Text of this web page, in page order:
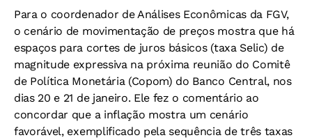
Para o coordenador de Análises Econômicas da FGV,
o cenário de movimentação de preços mostra que há
espaços para cortes de juros básicos (taxa Selic) de
magnitude expressiva na próxima reunião do Comitê
de Política Monetária (Copom) do Banco Central, nos
dias 20 e 21 de janeiro. Ele fez o comentário ao
concordar que a inflação mostra um cenário
favorável, exemplificado pela sequência de três taxas